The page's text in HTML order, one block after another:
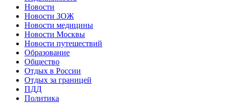
Новости
Новости ЗОЖ
Новости медицины
Новости Москвы
Новости путешествий
Образование
Общество
Отдых в России
Отдых за границей
ПДД
Политика